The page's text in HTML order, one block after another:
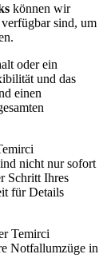
können wir
sind, um
oder ein
und das
einen
nicht nur sofort
Schritt Ihres
für Details
Temirci
Notfallumzüge in